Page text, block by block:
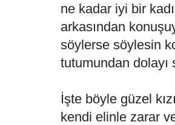
ne kadar iyi bir
arkasından
söylerse söylesin
tutumundan dolayı
İşte böyle güzel
kendi elinle zarar